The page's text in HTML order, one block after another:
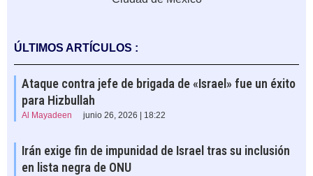
ÚLTIMOS ARTÍCULOS :
Ataque contra jefe de brigada de «Israel» fue un éxito
para Hizbullah
Al Mayadeen junio 26, 2026 | 18:22
Irán exige fin de impunidad de Israel tras su inclusión
en lista negra de ONU